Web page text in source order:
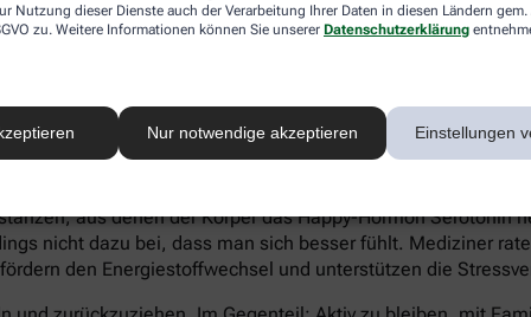
Nutzung dieser Dienste auch der Verarbeitung Ihrer Daten in diesen Ländern
zu. Weitere Informationen können Sie unserer Datenschutzerklärung
Nur notwendige akzeptieren Einstellungen
Süßkram sind. Schokolade macht tatsächlich glücklich.
aus denen der Körper das Happy-Hormon Serotonin
nicht dazu bei, dass man sich besser fühlt. Mediziner
den Energiestoffwechsel und unterstützen die